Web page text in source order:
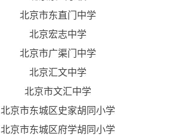
北京市东直门中学
北京宏志中学
北京市广渠门中学
北京汇文中学
北京市文汇中学
北京市东城区史家胡同小学
北京市东城区府学胡同小学